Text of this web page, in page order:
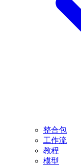
整合包
工作流
教程
模型